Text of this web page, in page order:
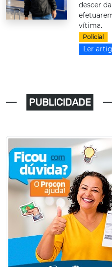
descer
vítima.
Policial
Ler
PUBLICIDADE